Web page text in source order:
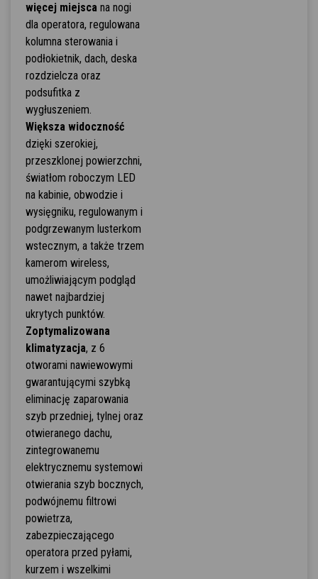
więcej miejsca na nogi
dla operatora, regulowana
kolumna sterowania i
podłokietnik, dach, deska
rozdzielcza oraz
podsufitka z
wygłuszeniem.
Większa widoczność
dzięki szerokiej,
przeszklonej powierzchni,
światłom roboczym LED
na kabinie, obwodzie i
wysięgniku, regulowanym i
podgrzewanym lusterkom
wstecznym, a także trzem
kamerom wireless,
umożliwiającym podgląd
nawet najbardziej
ukrytych punktów.
Zoptymalizowana
klimatyzacja, z 6
otworami nawiewowymi
gwarantującymi szybką
eliminację zaparowania
szyb przedniej, tylnej oraz
otwieranego dachu,
zintegrowanemu
elektrycznemu systemowi
otwierania szyb bocznych,
podwójnemu filtrowi
powietrza,
zabezpieczającego
operatora przed pyłami,
kurzem i wszelkimi